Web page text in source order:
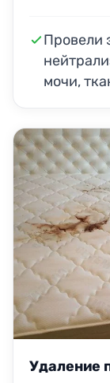
Провели
мочи,
Удаление